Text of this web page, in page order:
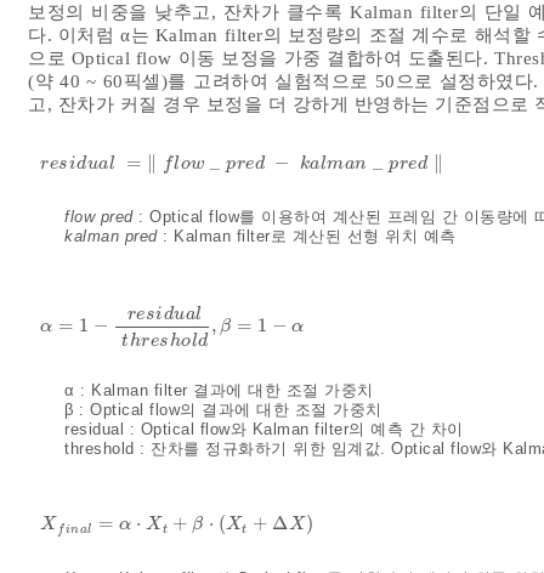
보정의 비중을 낮추고, 잔차가 클수록 Kalman filter의 단일
다. 이처럼 α는 Kalman filter의 보정량의 조절 계수로 해석
으로 Optical flow 이동 보정을 가중 결합하여 도출된다.
(약 40 ~ 60픽셀)를 고려하여 실험적으로 50으로 설정하였
고, 잔차가 커질 경우 보정을 더 강하게 반영하는 기준점으로
residual = flow pred − kalman pred
r es ual = low_ pre d - kalm n_pre
flow pred: Optical flow를 이용하여 계산된 프레임 간 이동량에
kalman pred: Kalman filter로 계산된 선형 위치 예측
α = 1 −
residual
thres hold
, β = 1 − α
α =1- residual thr eshol d , β=
α : Kalman filter 결과에 대한 조절 가중치
β : Optical flow의 결과에 대한 조절 가중치
residual : Optical flow와 Kalman filter의 예측 간 차이
threshold : 잔차를 정규화하기 위한 임계값. Optical flow와
X final = α ⋅ X t + β ⋅ (Xt + ΔX)
Xfi nal =α ⋅X +β⋅ Xt +ΔX